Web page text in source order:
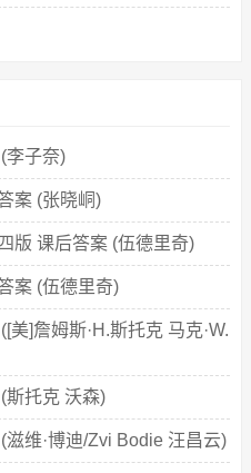
李子奈)
案 (张晓峒)
版 课后答案 (伍德里奇)
案 (伍德里奇)
]詹姆斯·H.斯托克 马克·W.
斯托克 沃森)
维·博迪/Zvi Bodie 汪昌云)